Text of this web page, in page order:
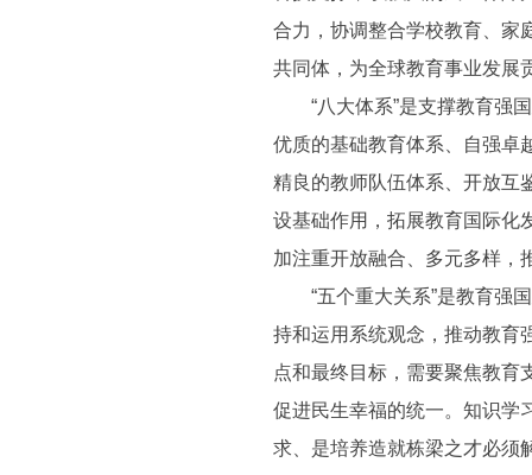
合力，协调整合学校教育、家
共同体，为全球教育事业发展
“八大体系”是支撑教育强国
优质的基础教育体系、自强卓
精良的教师队伍体系、开放互
设基础作用，拓展教育国际化
加注重开放融合、多元多样，
“五个重大关系”是教育强国
持和运用系统观念，推动教育
点和最终目标，需要聚焦教育
促进民生幸福的统一。知识学
求、是培养造就栋梁之才必须